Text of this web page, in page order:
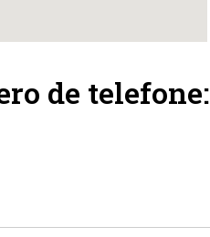
de telefone: